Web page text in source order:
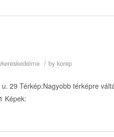
/ by korep
29 Térkép:Nagyobb térképre
Képek: